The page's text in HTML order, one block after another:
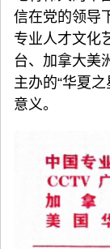
信在党的领导
专业人才文化
台、加拿大美
主办的“华夏
意义。